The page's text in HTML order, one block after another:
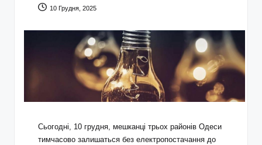
10 Грудня, 2025
Сьогодні, 10 грудня, мешканці трьох районів Одеси
тимчасово залишаться без електропостачання до